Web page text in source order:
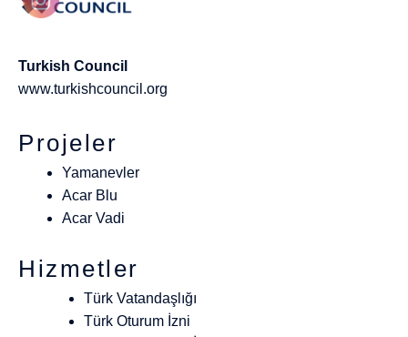
Turkish Council
www.turkishcouncil.org
Projeler
Yamanevler
Acar Blu
Acar Vadi
Hizmetler
Türk Vatandaşlığı
Türk Oturum İzni